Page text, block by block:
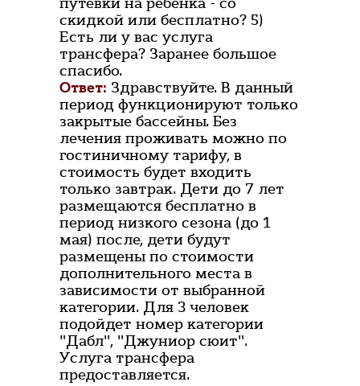
скидкой или бесплатно? 5)
Есть ли у вас услуга
трансфера? Заранее большое
спасибо.
Ответ: Здравствуйте. В данный
период функционируют только
закрытые бассейны. Без
лечения проживать можно по
гостиничному тарифу, в
стоимость будет входить
только завтрак. Дети до 7 лет
размещаются бесплатно в
период низкого сезона (до 1
мая) после, дети будут
размещены по стоимости
дополнительного места в
зависимости от выбранной
категории. Для 3 человек
подойдет номер категории
"Дабл", "Джуниор сюит".
Услуга трансфера
предоставляется.